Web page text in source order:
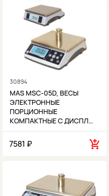
30894
MAS MSC-05D, ВЕСЫ
ЭЛЕКТРОННЫЕ
ПОРЦИОННЫЕ
КОМПАКТНЫЕ С ДИСПЛ…
7581 ₽